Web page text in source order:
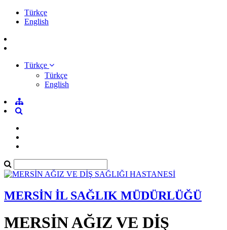
Türkçe
English
Türkçe
Türkçe
English
MERSİN İL SAĞLIK MÜDÜRLÜĞÜ
MERSİN AĞIZ VE DİŞ